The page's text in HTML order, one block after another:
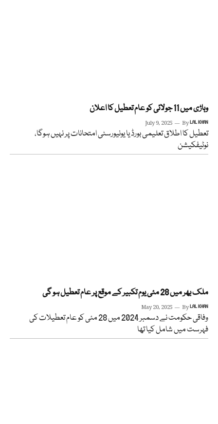
وہاڑی میں 11 جولائی کو عام تعطیل کا اعلان
July 9, 2025 ByLAL KHAN
تعطیل کا اطلاق تعلیمی بورڈ یا یونیورسٹی امتحانات پر نہیں ہوگا،
نوٹیفکیشن
ملک بھر میں 28 مئی یوم تکبیر کے موقع پر عام تعطیل ہو گی
May 20, 2025 ByLAL KHAN
وفاقی حکومت نے دسمبر 2024 میں 28 مئی کو عام تعطیلات کی
فہرست میں شامل کیا تھا